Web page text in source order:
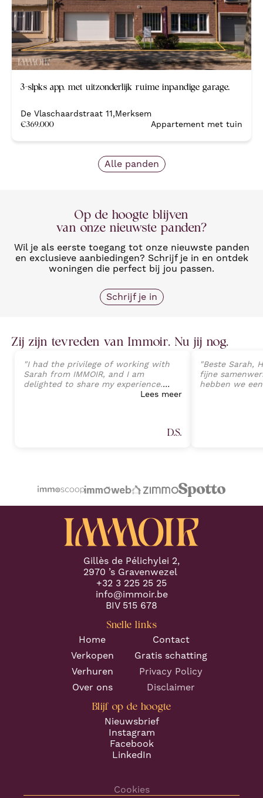
3-slpks app. met uitzonderlijk ruime inpandige garage.
De Vlaschaardstraat 11,Merksem
€369.000 Appartement met tuin
Alle panden
Op de hoogte blijven
van onze nieuwste panden?
Wil je als eerste toegang tot onze nieuwste panden
en exclusieve aanbiedingen? Schrijf je in en ontdek
woningen die perfect bij jou passen.
Schrijf je in
Zij zijn tevreden van Immoir. Nu jij nog.
"I had the privilege of working with
Sarah from IMMOIR, and I am
delighted to share my experience.
Sarah exhibited an exceptional level
Lees meer
D.S.
"Beste Sarah,
fijne
hebben we
Gillès de Pélichylei 2,
2970 ’s Gravenwezel
+32 3 225 25 25
info@immoir.be
BIV 515 678
Snelle links
Home
Contact
Verkopen
Gratis schatting
Verhuren
Privacy Policy
Over ons
Disclaimer
Blijf op de hoogte
Nieuwsbrief
Instagram
Facebook
LinkedIn
Cookies